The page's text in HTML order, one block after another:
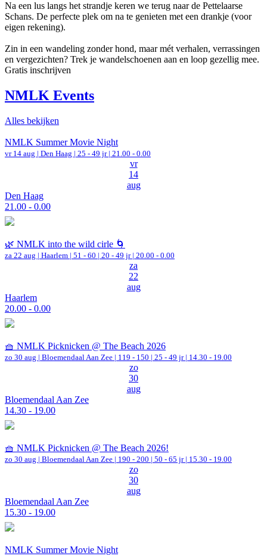
Na een lus langs het strandje keren we terug naar de Pettelaarse
Schans. De perfecte plek om na te genieten met een drankje (voor
eigen rekening).
Zin in een wandeling zonder hond, maar mét verhalen, verrassingen
en vergezichten? Trek je wandelschoenen aan en loop gezellig mee.
Gratis inschrijven
NMLK Events
Alles bekijken
NMLK Summer Movie Night
vr 14 aug | Den Haag | 25 - 49 jr | 21.00 - 0.00
vr
14
aug
Den Haag
21.00 - 0.00
🌿 NMLK into the wild cirle 🌀
za 22 aug | Haarlem | 51 - 60 | 20 - 49 jr | 20.00 - 0.00
za
22
aug
Haarlem
20.00 - 0.00
🧺 NMLK Picknicken @ The Beach 2026
zo 30 aug | Bloemendaal Aan Zee | 119 - 150 | 25 - 49 jr | 14.30 - 19.00
zo
30
aug
Bloemendaal Aan Zee
14.30 - 19.00
🧺 NMLK Picknicken @ The Beach 2026!
zo 30 aug | Bloemendaal Aan Zee | 190 - 200 | 50 - 65 jr | 15.30 - 19.00
zo
30
aug
Bloemendaal Aan Zee
15.30 - 19.00
NMLK Summer Movie Night